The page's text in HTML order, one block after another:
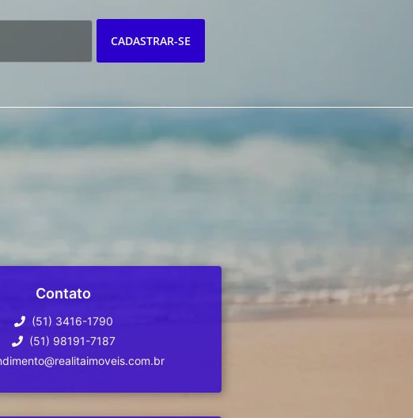
CADASTRAR-SE
Contato
(51) 3416-1790
(51) 98191-7187